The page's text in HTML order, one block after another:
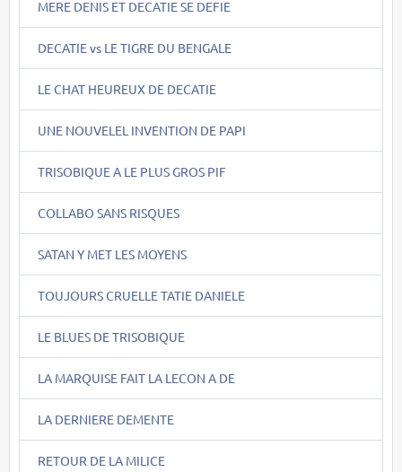
MERE DENIS ET DECATIE SE DEFIE
DECATIE vs LE TIGRE DU BENGALE
LE CHAT HEUREUX DE DECATIE
UNE NOUVELEL INVENTION DE PAPI
TRISOBIQUE A LE PLUS GROS PIF
COLLABO SANS RISQUES
SATAN Y MET LES MOYENS
TOUJOURS CRUELLE TATIE DANIELE
LE BLUES DE TRISOBIQUE
LA MARQUISE FAIT LA LECON A DE
LA DERNIERE DEMENTE
RETOUR DE LA MILICE